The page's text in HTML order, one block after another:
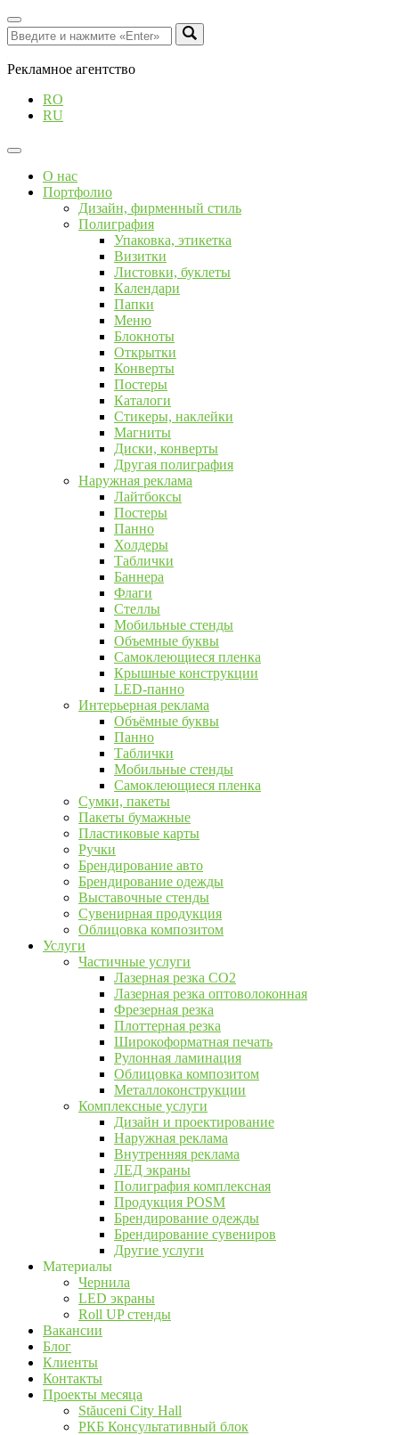
Рекламное агентство
RO
RU
О нас
Портфолио
Дизайн, фирменный стиль
Полиграфия
Упаковка, этикетка
Визитки
Листовки, буклеты
Календари
Папки
Меню
Блокноты
Открытки
Конверты
Постеры
Каталоги
Стикеры, наклейки
Магниты
Диски, конверты
Другая полиграфия
Наружная реклама
Лайтбоксы
Постеры
Панно
Холдеры
Таблички
Баннера
Флаги
Стеллы
Мобильные стенды
Объемные буквы
Самоклеющиеся пленка
Крышные конструкции
LED-панно
Интерьерная реклама
Объёмные буквы
Панно
Таблички
Мобильные стенды
Самоклеющиеся пленка
Сумки, пакеты
Пакеты бумажные
Пластиковые карты
Ручки
Брендирование авто
Брендирование одежды
Выставочные стенды
Сувенирная продукция
Облицовка композитом
Услуги
Частичные услуги
Лазерная резка CO2
Лазерная резка оптоволоконная
Фрезерная резка
Плоттерная резка
Широкоформатная печать
Рулонная ламинация
Облицовка композитом
Металлоконструкции
Комплексные услуги
Дизайн и проектирование
Наружная реклама
Внутренняя реклама
ЛЕД экраны
Полиграфия комплексная
Продукция POSM
Брендирование одежды
Брендирование сувениров
Другие услуги
Материалы
Чернила
LED экраны
Roll UP стенды
Вакансии
Блог
Клиенты
Контакты
Проекты месяца
Stăuceni City Hall
РКБ Консультативный блок